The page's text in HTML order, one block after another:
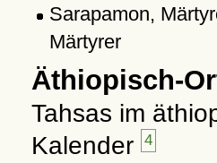
Sarapamon,
Märtyrer
Äthiopisch-
Tahsas im
Kalender
4